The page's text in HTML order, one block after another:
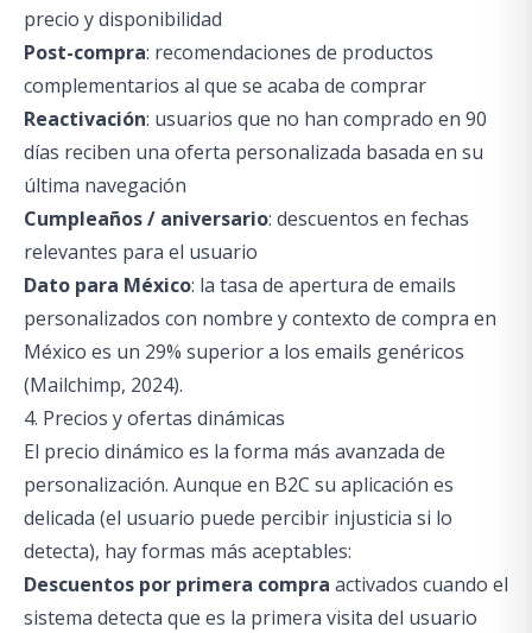
precio y disponibilidad
Post-compra: recomendaciones de productos
complementarios al que se acaba de comprar
Reactivación: usuarios que no han comprado en 90
días reciben una oferta personalizada basada en su
última navegación
Cumpleaños / aniversario: descuentos en fechas
relevantes para el usuario
Dato para México: la tasa de apertura de emails
personalizados con nombre y contexto de compra en
México es un 29% superior a los emails genéricos
(Mailchimp, 2024).
4. Precios y ofertas dinámicas
El precio dinámico es la forma más avanzada de
personalización. Aunque en B2C su aplicación es
delicada (el usuario puede percibir injusticia si lo
detecta), hay formas más aceptables:
Descuentos por primera compra activados cuando el
sistema detecta que es la primera visita del usuario